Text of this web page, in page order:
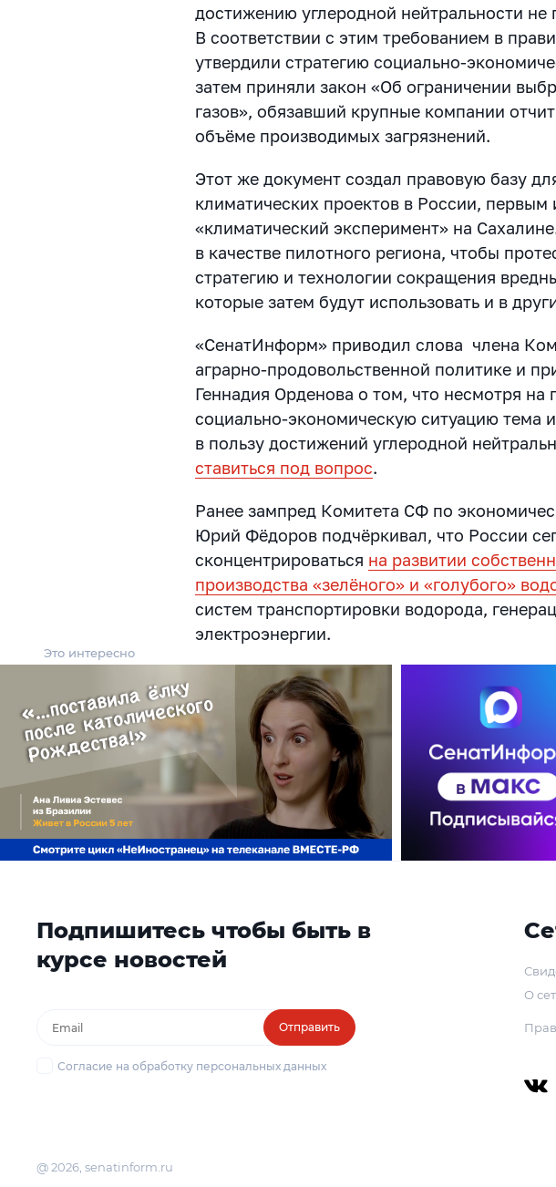
достижению углеродной нейтральности не
В соответствии с этим требованием в
утвердили стратегию социально-
затем приняли закон «Об ограничении
газов», обязавший крупные компании
объёме производимых загрязнений.
Этот же документ создал правовую базу
климатических проектов в России, первым
«климатический эксперимент» на
в качестве пилотного региона, чтобы
стратегию и технологии сокращения
которые затем будут использовать и в
«СенатИнформ» приводил слова члена
аграрно-продовольственной политике и
Геннадия Орденова о том, что несмотря на
социально-экономическую ситуацию тема
в пользу достижений углеродной
ставиться под вопрос.
Ранее зампред Комитета СФ по
Юрий Фёдоров подчёркивал, что России
сконцентрироваться на развитии
производства «зелёного» и «голубого»
систем транспортировки водорода,
электроэнергии.
Это интересно
Подпишитесь чтобы быть в
курсе новостей
Отправить
Согласие на обработку персональных данных
О
@ 2026, senatinform.ru